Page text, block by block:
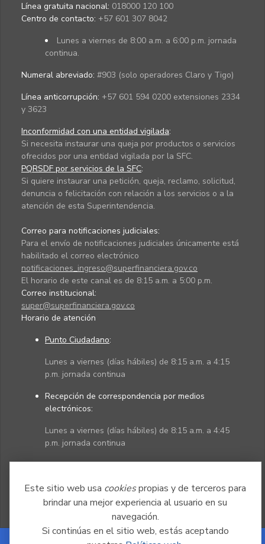
Este sitio web usa cookiespropias y de terceros para
brindar una mejor experiencia al usuario en su
navegación.
Si continúas en el sitio web, estás aceptando
Línea gratuita nacional: 018000 120 100
Centro de contacto: +57 601 307 8042
Lunes a viernes de 8:00 a.m. a 6:00 p.m. jornada
continua.
Numeral abreviado: #903 (solo operadores Claro y Tigo)
Línea anticorrupción: +57 601 594 0200 extensiones 2334
y 3623
Inconformidad con una entidad vigilada:
Si necesita instaurar una queja por productos o servicios
ofrecidos por una entidad vigilada por la SFC.
PQRSDF por servicios de la SFC:
Si quiere instaurar una petición, queja, reclamo, solicitud,
denuncia o felicitación con relación a los servicios o a la
atención de esta Superintendencia.
Correo para notificaciones judiciales:
Para el envío de notificaciones judiciales únicamente está
habilitado el correo electrónico
notificaciones_ingreso@superfinanciera.gov.co
El horario de este canal es de 8:15 a.m. a 5:00 p.m.
Correo institucional:
super@superfinanciera.gov.co
Horario de atención
Punto Ciudadano:
Lunes a viernes (días hábiles) de 8:15 a.m. a 4:15
p.m. jornada continua
Recepción de correspondencia por medios
electrónicos:
Lunes a viernes (días hábiles) de 8:15 a.m. a 4:45
p.m. jornada continua